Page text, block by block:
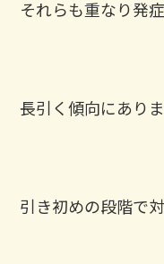
それらも重なり発
長引く傾向にありま
引き初めの段階で